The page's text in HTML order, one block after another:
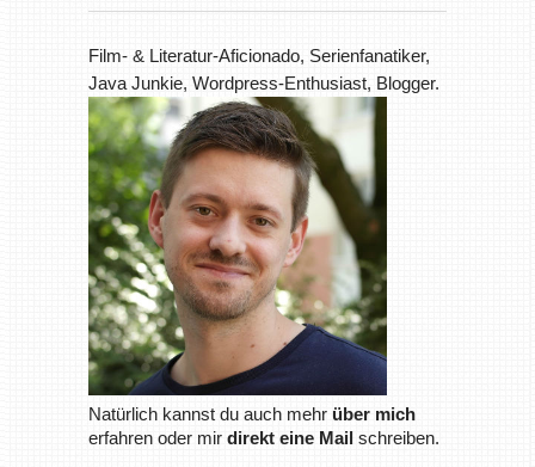
Film- & Literatur-Aficionado, Serienfanatiker,
Java Junkie, Wordpress-Enthusiast, Blogger.
Natürlich kannst du auch mehr über mich
erfahren oder mir direkt eine Mailschreiben.